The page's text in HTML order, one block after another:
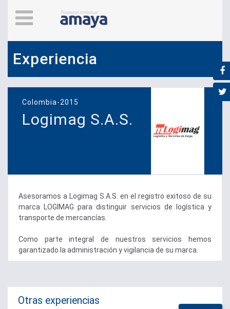
Experiencia
Colombia-2015
Logimag S.A.S.
Asesoramos a Logimag S.A.S. en el registro exitoso de su
marca LOGIMAG para distinguir servicios de logística y
transporte de mercancías.
Como parte integral de nuestros servicios hemos
garantizado la administración y vigilancia de su marca.
Otras experiencias